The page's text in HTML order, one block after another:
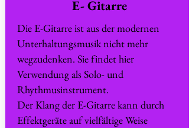
E- Gitarre
Die E-Gitarre ist aus der modernen
Unterhaltungsmusik nicht mehr
wegzudenken. Sie findet hier
Verwendung als Solo- und
Rhythmusinstrument.
Der Klang der E-Gitarre kann durch
Effektgeräte auf vielfältige Weise